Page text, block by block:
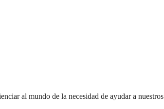
al mundo de la necesidad de ayudar a nuestros